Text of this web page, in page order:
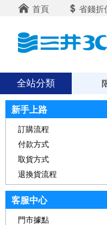
首頁 省錢折
全站分類
新手上路
訂購流程
付款方式
取貨方式
退換貨流程
客服中心
門市據點